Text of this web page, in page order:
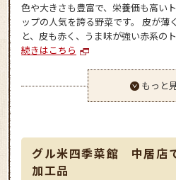
色や大きさも豊富で、栄養価も高い
ップの人気を誇る野菜です。 皮が薄
と、皮も赤く、うま味が強い赤系の
続きはこちら
もっと
グル米四季菜館 中居店
加工品